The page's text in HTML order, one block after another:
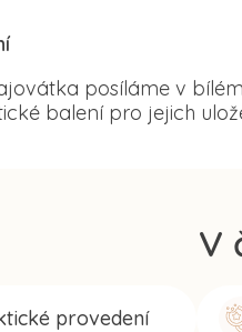
V
provedení
posíláme v
balení pro jejich